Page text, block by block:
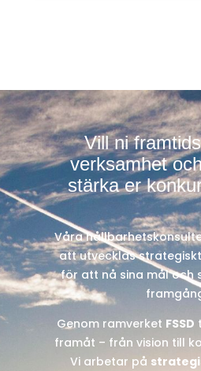
Vill ni
verksamhet
stärka er
Våra
att utvecklas
för att nå sina mål och
Genom ramverket FSSD
framåt – från vision till
Vi arbetar på